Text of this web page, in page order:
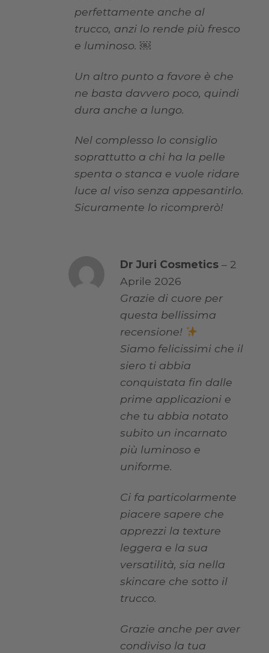
perfettamente anche al
trucco, anzi lo rende più fresco
e luminoso. ￼
Un altro punto a favore è che
ne basta davvero poco, quindi
dura anche a lungo.
Nel complesso lo consiglio
soprattutto a chi ha la pelle
spenta o stanca e vuole ridare
luce al viso senza appesantirlo.
Sicuramente lo ricomprerò!
Dr Juri Cosmetics – 2
Aprile 2026
Grazie di cuore per
questa bellissima
recensione!
Siamo felicissimi che il
siero ti abbia
conquistata fin dalle
prime applicazioni e
che tu abbia notato
subito un incarnato
più luminoso e
uniforme.
Ci fa particolarmente
piacere sapere che
apprezzi la texture
leggera e la sua
versatilità, sia nella
skincare che sotto il
trucco.
Grazie anche per aver
condiviso la tua